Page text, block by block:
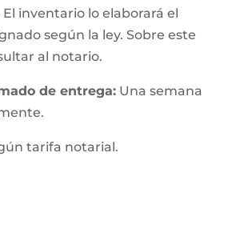
inventario lo elaborará el
según la ley. Sobre este
al notario.
de entrega:Una semana
tarifa notarial.